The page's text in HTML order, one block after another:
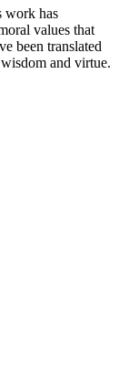
work has
values that
been translated
and virtue.